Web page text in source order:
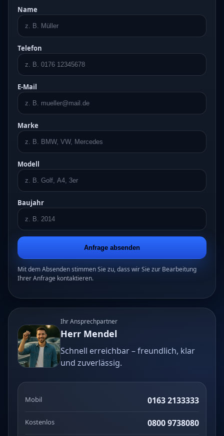
Name
Telefon
E-Mail
Marke
Modell
Baujahr
Anfrage absenden
Mit dem Absenden stimmen Sie zu, dass wir Sie zur Bearbeitung
Ihrer Anfrage kontaktieren.
Ihr Ansprechpartner
Herr Mendel
Schnell erreichbar – freundlich, klar
und zuverlässig.
Mobil 0163 2133333
Kostenlos 0800 9738080